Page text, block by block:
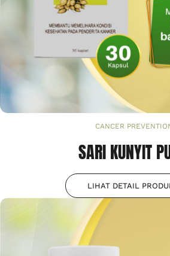
CANCER
SARI KUNYIT
LIHAT DETAIL